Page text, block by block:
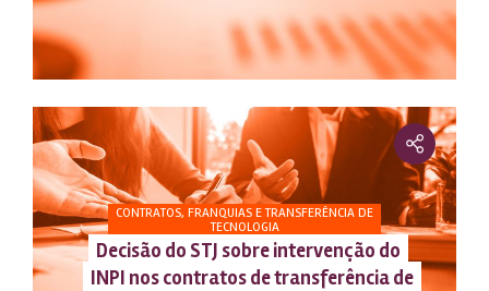
CONTRATOS, FRANQUIAS E TRANSFERÊNCIA DE
TECNOLOGIA
Decisão do STJ sobre intervenção do
INPI nos contratos de transferência de